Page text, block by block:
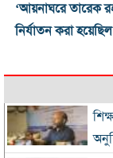
‘আয়নাঘরে তারেক
নির্যাতন করা